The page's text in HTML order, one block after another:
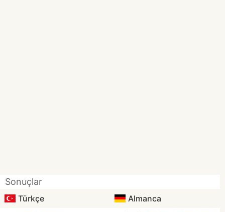
Sonuçlar
Türkçe
Almanca